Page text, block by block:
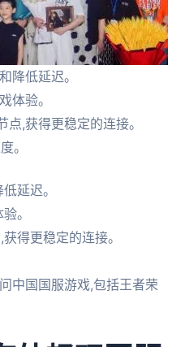
降低延迟。
体验。
,获得更稳定的连接。
。
延迟。
。
得更稳定的连接。
中国国服游戏,包括王者荣